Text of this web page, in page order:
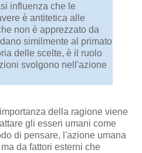
influenza che le
è antitetica alle
non è apprezzato da
similmente al primato
delle scelte, è il ruolo
svolgono nell'azione
della ragione viene
gli esseri umani come
di pensare, l'azione umana
da fattori esterni che